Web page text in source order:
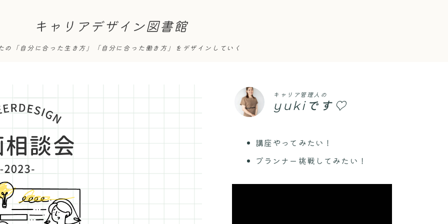
キャリアデザイン図書館
の「自分に合った生き方」「自分に合った働き方」をデザインしていく
キャリア管理人の
yukiです♡
講座やってみたい！
プランナー挑戦してみたい！